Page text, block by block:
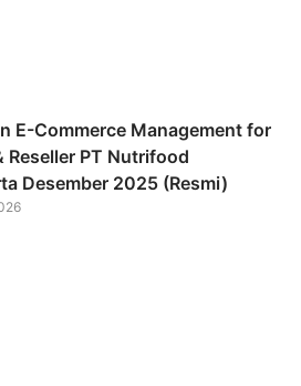
E-Commerce Management for
Reseller PT Nutrifood
Desember 2025 (Resmi)